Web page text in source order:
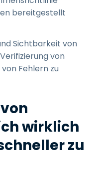
bereitgestellt
Sichtbarkeit von
von
Fehlern zu
wirklich
zu